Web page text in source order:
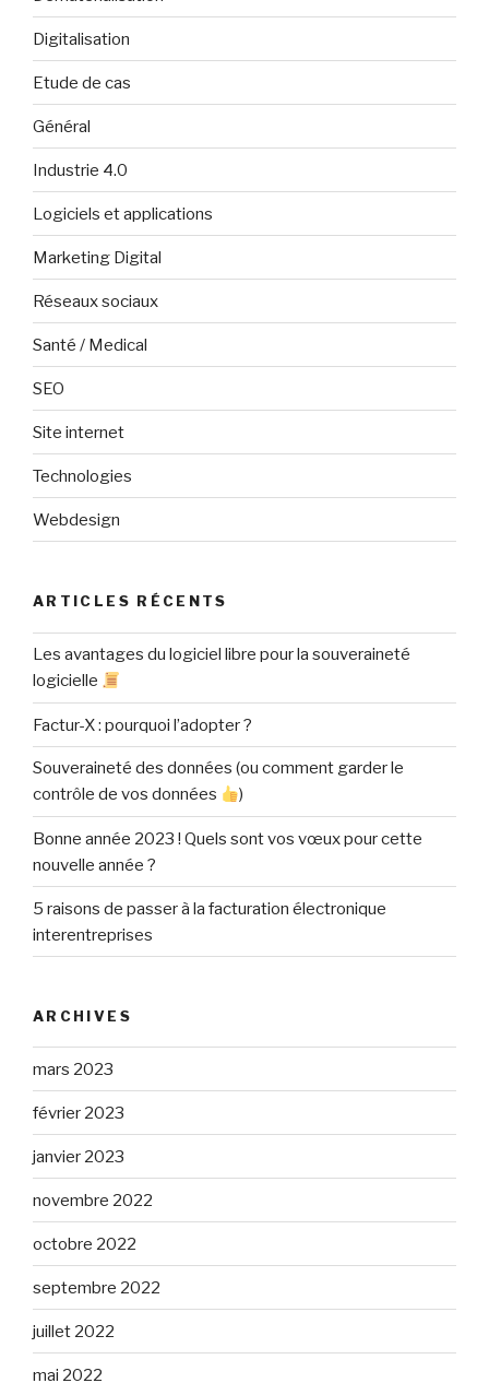
Digitalisation
Etude de cas
Général
Industrie 4.0
Logiciels et applications
Marketing Digital
Réseaux sociaux
Santé / Medical
SEO
Site internet
Technologies
Webdesign
ARTICLES RÉCENTS
Les avantages du logiciel libre pour la souveraineté
logicielle
Factur-X : pourquoi l’adopter ?
Souveraineté des données (ou comment garder le
contrôle de vos données
)
Bonne année 2023 ! Quels sont vos vœux pour cette
nouvelle année ?
5 raisons de passer à la facturation électronique
interentreprises
ARCHIVES
mars 2023
février 2023
janvier 2023
novembre 2022
octobre 2022
septembre 2022
juillet 2022
mai 2022